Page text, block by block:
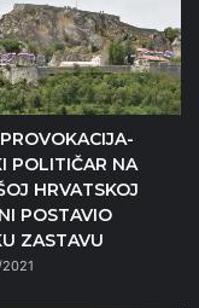
POLITIČAR NA
HRVATSKOJ
POSTAVIO
ZASTAVU